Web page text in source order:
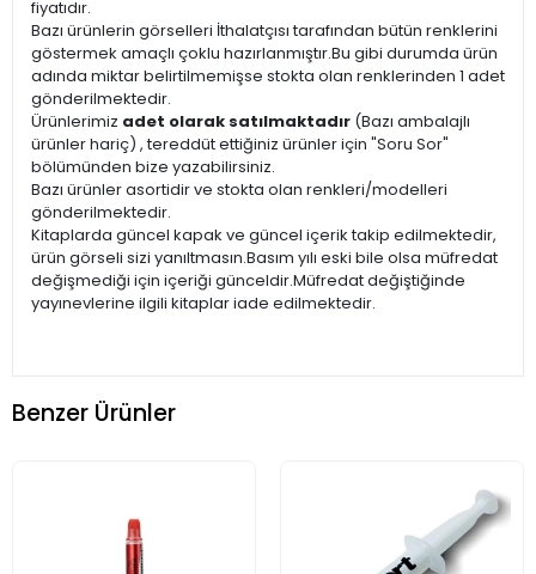
fiyatıdır.
Bazı ürünlerin görselleri İthalatçısı tarafından bütün renklerini
göstermek amaçlı çoklu hazırlanmıştır.Bu gibi durumda ürün
adında miktar belirtilmemişse stokta olan renklerinden 1 adet
gönderilmektedir.
Ürünlerimiz adet olarak satılmaktadır (Bazı ambalajlı
ürünler hariç) , tereddüt ettiğiniz ürünler için "Soru Sor"
bölümünden bize yazabilirsiniz.
Bazı ürünler asortidir ve stokta olan renkleri/modelleri
gönderilmektedir.
Kitaplarda güncel kapak ve güncel içerik takip edilmektedir,
ürün görseli sizi yanıltmasın.Basım yılı eski bile olsa müfredat
değişmediği için içeriği günceldir.Müfredat değiştiğinde
yayınevlerine ilgili kitaplar iade edilmektedir.
Benzer Ürünler